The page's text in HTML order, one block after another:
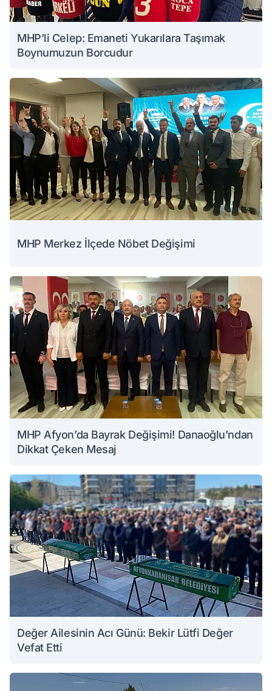
MHP’li Celep: Emaneti Yukarılara Taşımak
Boynumuzun Borcudur
MHP Merkez İlçede Nöbet Değişimi
MHP Afyon’da Bayrak Değişimi! Danaoğlu’ndan
Dikkat Çeken Mesaj
Değer Ailesinin Acı Günü: Bekir Lütfi Değer
Vefat Etti